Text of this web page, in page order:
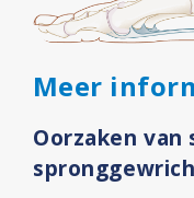
Meer
Oorzaken